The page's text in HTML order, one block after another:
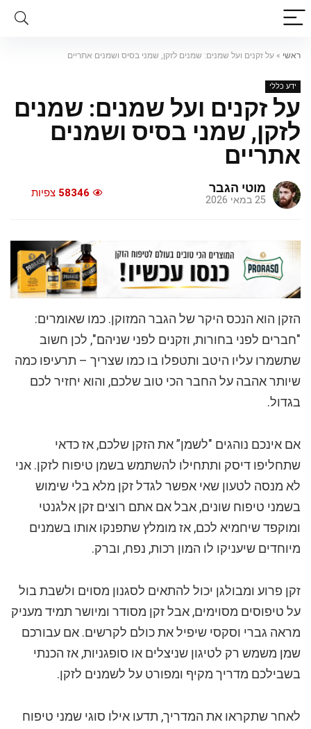
ראשי » על זקנים ועל שמנים: שמנים לזקן, שמני בסיס ושמנים אתריים
ידע כללי
על זקנים ועל שמנים: שמנים
לזקן, שמני בסיס ושמנים
אתריים
מוטי הגבר
25 במאי 2026
58346 צפיות
הזקן הוא הנכס היקר של הגבר המזוקן. כמו שאומרים:
"חברים לפני בחורות, וזקנים לפני שניהם", לכן חשוב
שתשמרו עליו היטב ותטפלו בו כמו שצריך – תרעיפו כמה
שיותר אהבה על החבר הכי טוב שלכם, והוא יחזיר לכם
בגדול.
אם אינכם נוהגים "לשמן” את הזקן שלכם, אז כדאי
שתחליפו דיסק ותתחילו להשתמש בשמן טיפוח לזקן. אני
לא מנסה לטעון שאי אפשר לגדל זקן מלא בלי שימוש
בשמני טיפוח שונים, אבל אם אתם רוצים זקן אלגנטי
ומוקפד שיחמיא לכם, אז מומלץ שתפנקו אותו בשמנים
מיוחדים שיעניקו לו המון רכות, נפח, וברק.
זקן פרוע ומבולגן יכול להתאים לסגנון מסוים ולשבת בול
על טיפוסים מסוימים, אבל זקן מסודר ומיושר תמיד מעניק
מראה גברי וסקסי שיפיל את כולם לקרשים. אם עבורכם
שמן משמש רק לטיגון שניצלים או סופגניות, אז הכנתי
בשבילכם מדריך מקיף ומפורט על לשמנים לזקן.
לאחר שתקראו את המדריך, תדעו אילו סוגי שמני טיפוח